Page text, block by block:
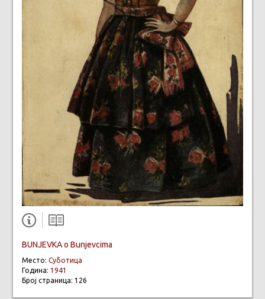
BUNJEVKA o Bunjevcima
Место: Суботица
Година: 1941
Број страница: 126